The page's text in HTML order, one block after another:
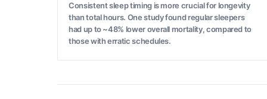
Consistent sleep timing is more crucial for longevity
than total hours. One study found regular sleepers
had up to ~48% lower overall mortality, compared to
those with erratic schedules.